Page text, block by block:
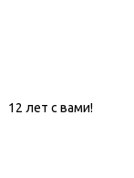
12 лет с вами!